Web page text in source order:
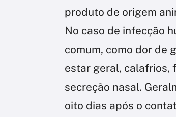
produto de origem
No caso de infecção
comum, como dor de
estar geral, calafrios,
secreção nasal.
oito dias após o